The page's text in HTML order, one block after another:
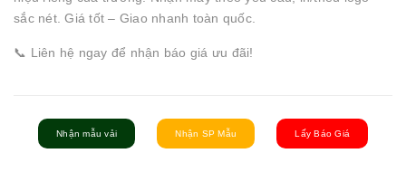
sắc nét. Giá tốt – Giao nhanh toàn quốc.
📞 Liên hệ ngay để nhận báo giá ưu đãi!
Nhận mẫu vải Nhận SP Mẫu Lấy Báo Giá